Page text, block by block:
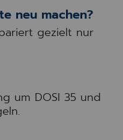
neu machen?
gezielt nur
um DOSI 35 und